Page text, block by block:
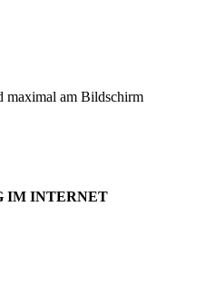
maximal am Bildschirm
IM INTERNET